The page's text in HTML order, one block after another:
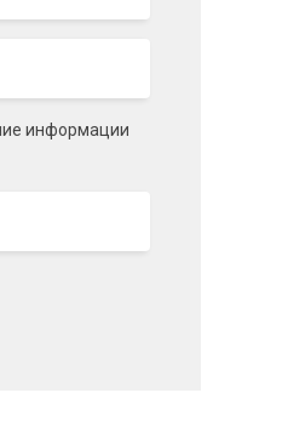
информации